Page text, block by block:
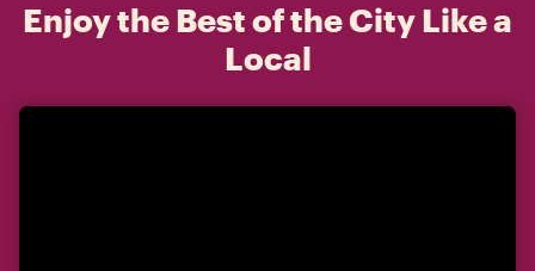
Enjoy the Best of the City Like a
Local